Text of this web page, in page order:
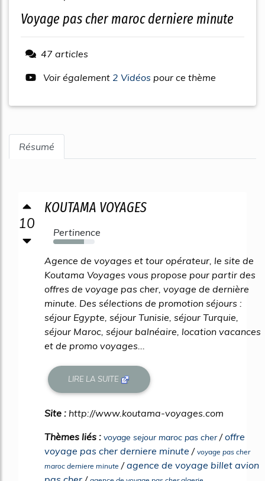
voyage pas cher maroc derniere minute
47 articles
Voir également 2 Vidéos pour ce thème
Résumé
10
KOUTAMA VOYAGES
Pertinence
74%
Agence de voyages et tour opérateur, le site de
Koutama Voyages vous propose pour partir des
offres de voyage pas cher, voyage de dernière
minute. Des sélections de promotion séjours :
séjour Egypte, séjour Tunisie, séjour Turquie,
séjour Maroc, séjour balnéaire, location vacances
et de promo voyages...
LIRE LA SUITE
Site : http://www.koutama-voyages.com
Thèmes liés : voyage sejour maroc pas cher/offre
voyage pas cher derniere minute / voyage pas cher
maroc derniere minute /agence de voyage billet avion